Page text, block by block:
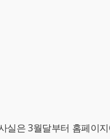
실은 3월달부터 홈페이